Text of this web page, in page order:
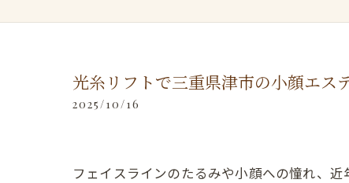
光糸リフトで三重県津市の小顔エス
2025/10/16
フェイスラインのたるみや小顔への憧れ、